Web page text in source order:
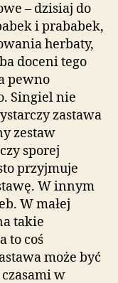
– dzisiaj do
i prababek,
herbaty,
doceni tego
pewno
Singiel nie
zastawa
zestaw
sporej
przyjmuje
W innym
W małej
takie
to coś
może być
w